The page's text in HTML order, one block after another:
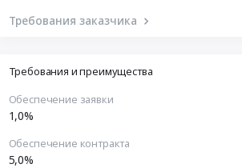
Требования заказчика
Требования и преимущества
Обеспечение заявки
1,0%
Обеспечение контракта
5,0%